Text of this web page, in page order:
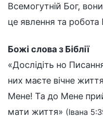
Всемогутній Бог,
це явлення та робота
Божі слова з Біблії
«Дослідіть но
них маєте вічне
Мене! Та до Мене
мати життя» (Івана